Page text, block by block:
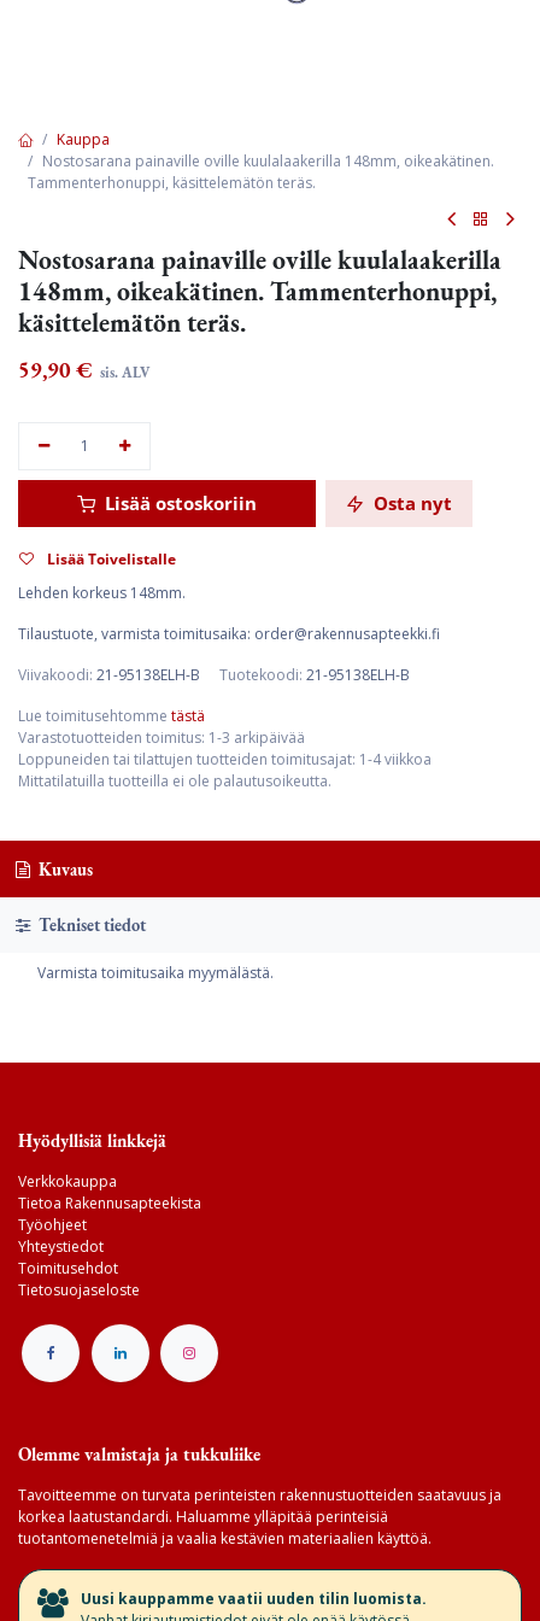
Kauppa
Nostosarana painaville oville kuulalaakerilla 148mm, oikeakätinen.
Tammenterhonuppi, käsittelemätön teräs.
Nostosarana painaville oville kuulalaakerilla
148mm, oikeakätinen. Tammenterhonuppi,
käsittelemätön teräs.
59,90 € sis. ALV
Lisää ostoskoriin Osta nyt
Lisää Toivelistalle
Lehden korkeus 148mm.
Tilaustuote, varmista toimitusaika: order@rakennusapteekki.fi
Viivakoodi: 21-95138ELH-B Tuotekoodi: 21-95138ELH-B
Lue toimitusehtomme tästä
Varastotuotteiden toimitus: 1-3 arkipäivää
Loppuneiden tai tilattujen tuotteiden toimitusajat: 1-4 viikkoa
Mittatilatuilla tuotteilla ei ole palautusoikeutta.
Kuvaus
Tekniset tiedot
Varmista toimitusaika myymälästä.
Hyödyllisiä linkkejä
Verkkokauppa
Tietoa Rakennusapteekista
Työohjeet
Yhteystiedot
Toimitusehdot
Tietosuojaseloste
Olemme valmistaja ja tukkuliike
Tavoitteemme on turvata perinteisten rakennustuotteiden saatavuus ja
korkea laatustandardi. Haluamme ylläpitää perinteisiä
tuotantomenetelmiä ja vaalia kestävien materiaalien käyttöä.
​Uusi kauppamme vaatii uuden tilin luomista.